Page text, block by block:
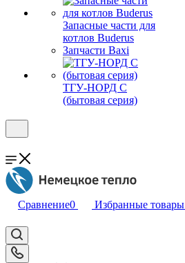
Запасные части для
котлов Buderus
Запчасти Baxi
ТГУ-НОРД С
(бытовая серия)
Сравнение0 Избранные товары